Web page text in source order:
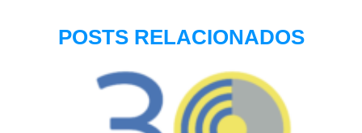
POSTS RELACIONADOS